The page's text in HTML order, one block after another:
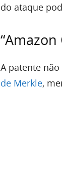
do ataque
“Amazon
A patente
de Merkle,